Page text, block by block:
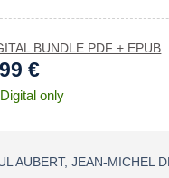
BUNDLE PDF + EPUB
€
Digital only
AUBERT,JEAN-MICHEL